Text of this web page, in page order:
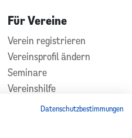
Für Vereine
Verein registrieren
Vereinsprofil ändern
Seminare
Vereinshilfe
KontaktDatenschutzbestimmungen